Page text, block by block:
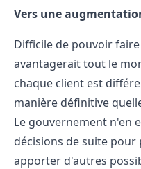
Vers une
Difficile de pouvoir
avantagerait tout le
chaque client est
manière définitive
Le gouvernement n'en
décisions de suite pour
apporter d'autres